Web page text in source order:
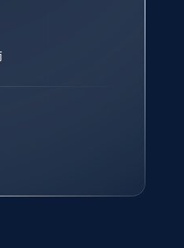
Date
- Getting x
人的验证码
需求，并通过
团队，让我们
Inc. 报告与分析、
(CEO)
我们非常有帮
非常认可。